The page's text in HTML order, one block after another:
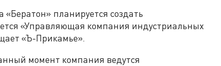
планируется создать
«Управляющая компания индустриальных
«Ъ-Прикамье».
момент компания ведутся